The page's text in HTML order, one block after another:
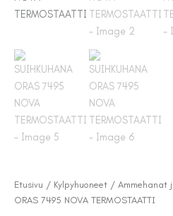
Etusivu / Kylpyhuoneet / Ammehanat
ORAS 7495 NOVA TERMOSTAATTI